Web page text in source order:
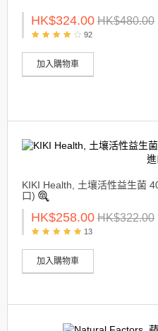
HK$324.00 HK$480.00
92
加入購物車
KIKI Health, 土壤活性益生菌
口)
HK$258.00 HK$322.00
13
加入購物車